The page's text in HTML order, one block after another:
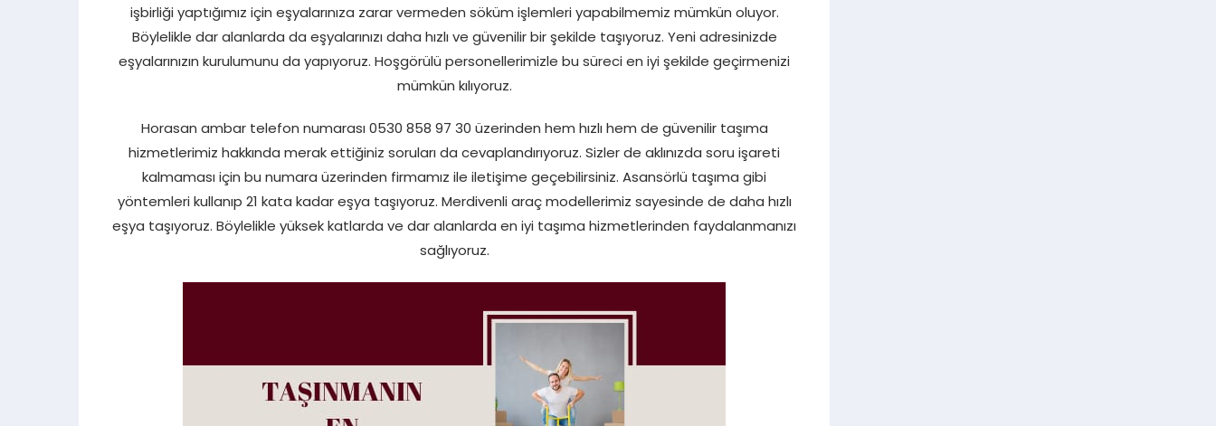
işbirliği yaptığımız için eşyalarınıza zarar vermeden söküm işlemleri yapabilmemiz mümkün oluyor.
Böylelikle dar alanlarda da eşyalarınızı daha hızlı ve güvenilir bir şekilde taşıyoruz. Yeni adresinizde
eşyalarınızın kurulumunu da yapıyoruz. Hoşgörülü personellerimizle bu süreci en iyi şekilde geçirmenizi
mümkün kılıyoruz.
Horasan ambar telefon numarası 0530 858 97 30 üzerinden hem hızlı hem de güvenilir taşıma
hizmetlerimiz hakkında merak ettiğiniz soruları da cevaplandırıyoruz. Sizler de aklınızda soru işareti
kalmaması için bu numara üzerinden firmamız ile iletişime geçebilirsiniz. Asansörlü taşıma gibi
yöntemleri kullanıp 21 kata kadar eşya taşıyoruz. Merdivenli araç modellerimiz sayesinde de daha hızlı
eşya taşıyoruz. Böylelikle yüksek katlarda ve dar alanlarda en iyi taşıma hizmetlerinden faydalanmanızı
sağlıyoruz.